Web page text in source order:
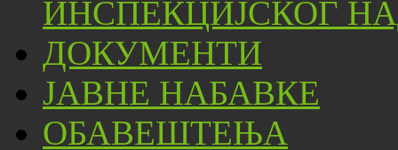
ИНСПЕКЦИЈСКОГ
ДОКУМЕНТИ
ЈАВНЕ НАБАВКЕ
ОБАВЕШТЕЊА